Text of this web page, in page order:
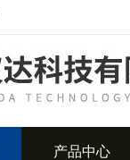
产品中心